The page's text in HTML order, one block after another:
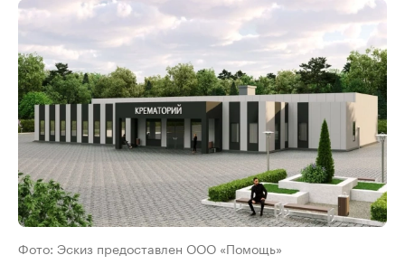
Фото: Эскиз предоставлен ООО «Помощь»